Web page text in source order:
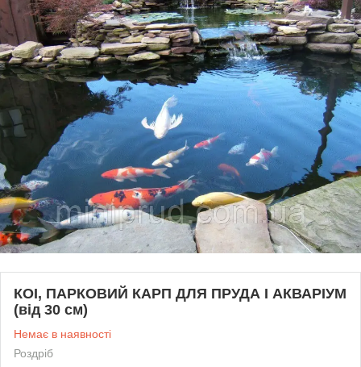
КОІ, ПАРКОВИЙ КАРП ДЛЯ ПРУДА І АКВАРІУМ
(від 30 см)
Немає в наявності
Роздріб